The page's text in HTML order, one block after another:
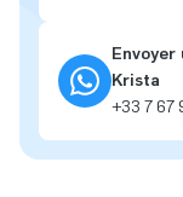
Envoyer
Krista
+33 7 67